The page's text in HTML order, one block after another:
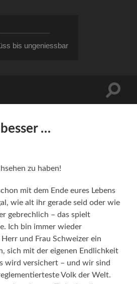
bis ungeniessbar
…
zu haben!
mit dem Ende eures Lebens
wie alt ihr gerade seid oder wie
gebrechlich – das spielt
Ich bin immer wieder
und Frau Schweizer ein
sich mit der eigenen Endlichkeit
wird versichert – und wir sind
Volk der Welt.